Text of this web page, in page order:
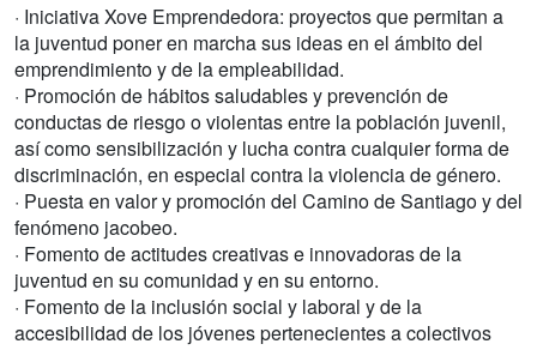
· Iniciativa Xove Emprendedora: proyectos que permitan a
la juventud poner en marcha sus ideas en el ámbito del
emprendimiento y de la empleabilidad.
· Promoción de hábitos saludables y prevención de
conductas de riesgo o violentas entre la población juvenil,
así como sensibilización y lucha contra cualquier forma de
discriminación, en especial contra la violencia de género.
· Puesta en valor y promoción del Camino de Santiago y del
fenómeno jacobeo.
· Fomento de actitudes creativas e innovadoras de la
juventud en su comunidad y en su entorno.
· Fomento de la inclusión social y laboral y de la
accesibilidad de los jóvenes pertenecientes a colectivos